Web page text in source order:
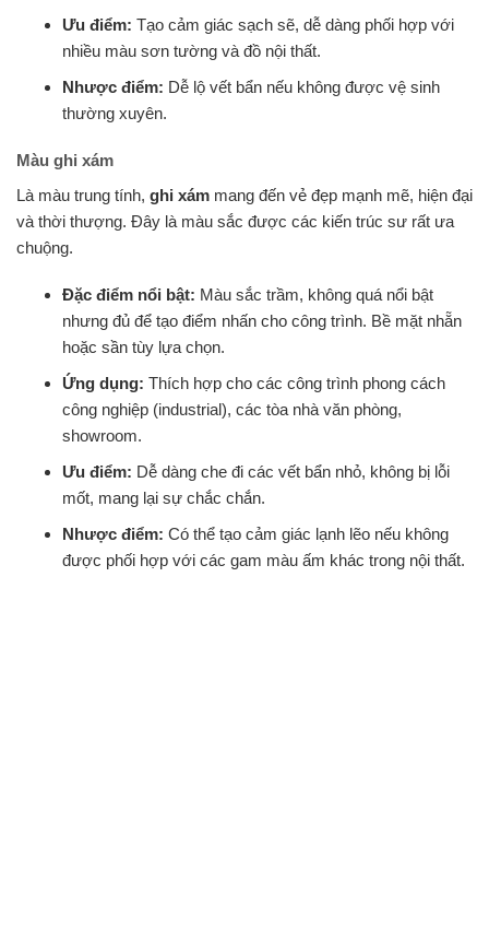
Ưu điểm: Tạo cảm giác sạch sẽ, dễ dàng phối hợp với
nhiều màu sơn tường và đồ nội thất.
Nhược điểm: Dễ lộ vết bẩn nếu không được vệ sinh
thường xuyên.
Màu ghi xám
Là màu trung tính, ghi xám mang đến vẻ đẹp mạnh mẽ, hiện đại
và thời thượng. Đây là màu sắc được các kiến trúc sư rất ưa
chuộng.
Đặc điểm nổi bật: Màu sắc trầm, không quá nổi bật
nhưng đủ để tạo điểm nhấn cho công trình. Bề mặt nhẵn
hoặc sần tùy lựa chọn.
Ứng dụng: Thích hợp cho các công trình phong cách
công nghiệp (industrial), các tòa nhà văn phòng,
showroom.
Ưu điểm: Dễ dàng che đi các vết bẩn nhỏ, không bị lỗi
mốt, mang lại sự chắc chắn.
Nhược điểm: Có thể tạo cảm giác lạnh lẽo nếu không
được phối hợp với các gam màu ấm khác trong nội thất.